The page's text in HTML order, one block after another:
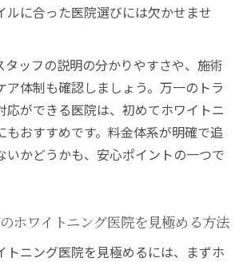
ルに合った医院選びには欠かせませ
タッフの説明の分かりやすさや、施術
ア体制も確認しましょう。万一のトラ
応ができる医院は、初めてホワイトニ
もおすすめです。料金体系が明確で追
いかどうかも、安心ポイントの一つで
ホワイトニング医院を見極める方法
トニング医院を見極めるには、まずホ